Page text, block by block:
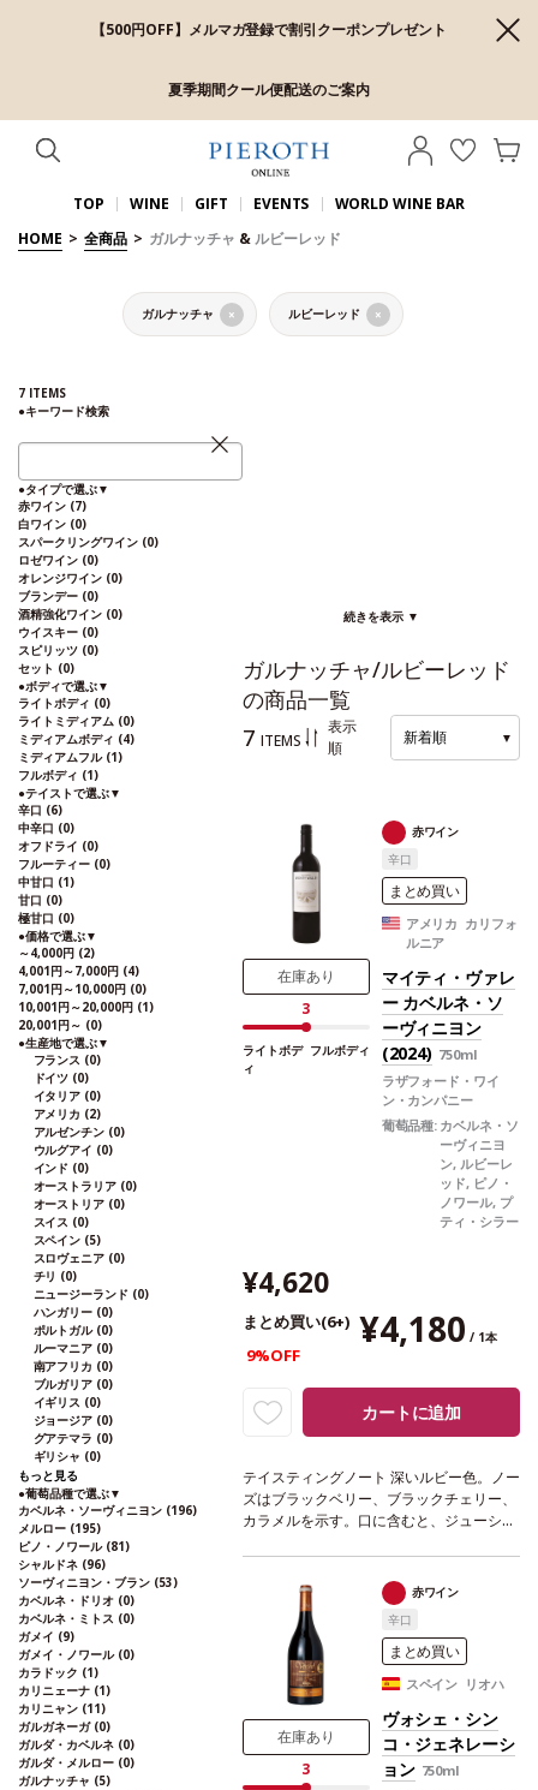
【500円OFF】メルマガ登録で割引クーポンプレゼント
夏季期間クール便配送のご案内
TOP WINE GIFT EVENTS
WORLD WINE BAR
HOME > 全商品 > ガルナッチャ &ルビーレッド
ガルナッチャ × ルビーレッド ×
7 ITEMS
●キーワード検索
●タイプで選ぶ▼
赤ワイン (7)
白ワイン (0)
スパークリングワイン (0)
ロゼワイン (0)
オレンジワイン (0)
ブランデー (0)
酒精強化ワイン (0)
ウイスキー (0)
スピリッツ (0)
セット (0)
●ボディで選ぶ▼
ライトボディ (0)
ライトミディアム (0)
ミディアムボディ (4)
ミディアムフル (1)
フルボディ (1)
●テイストで選ぶ▼
辛口 (6)
中辛口 (0)
オフドライ (0)
フルーティー (0)
中甘口 (1)
甘口 (0)
極甘口 (0)
●価格で選ぶ▼
～4,000円 (2)
4,001円～7,000円 (4)
7,001円～10,000円 (0)
10,001円～20,000円 (1)
20,001円～ (0)
●生産地で選ぶ▼
フランス (0)
ドイツ (0)
イタリア (0)
アメリカ (2)
アルゼンチン (0)
ウルグアイ (0)
インド (0)
オーストラリア (0)
オーストリア (0)
スイス (0)
スペイン (5)
スロヴェニア (0)
チリ (0)
ニュージーランド (0)
ハンガリー (0)
ポルトガル (0)
ルーマニア (0)
南アフリカ (0)
ブルガリア (0)
イギリス (0)
ジョージア (0)
グアテマラ (0)
ギリシャ (0)
もっと見る
●葡萄品種で選ぶ▼
カベルネ・ソーヴィニヨン (196)
メルロー (195)
ピノ・ノワール (81)
シャルドネ (96)
ソーヴィニヨン・ブラン (53)
カベルネ・ドリオ (0)
カベルネ・ミトス (0)
ガメイ (9)
ガメイ・ノワール (0)
カラドック (1)
カリニェーナ (1)
カリニャン (11)
ガルガネーガ (0)
ガルダ・カベルネ (0)
ガルダ・メルロー (0)
ガルナッチャ (5)
続きを表示 ▼
ガルナッチャ/ルビーレッド
の商品一覧
7 ITEMS
表示
順
新着順 ▼
在庫あり
3
ライトボデ
ィ
フルボディ
赤ワイン
辛口
まとめ買い
アメリカ カリフォ
ルニア
マイティ・ヴァレ
ー カベルネ・ソ
ーヴィニヨン
(2024) 750ml
ラザフォード・ワイ
ン・カンパニー
葡萄品種: カベルネ・ソ
ーヴィニヨ
ン, ルビーレ
ッド, ピノ・
ノワール, プ
ティ・シラー
¥4,620
まとめ買い(6+) ¥4,180 / 1本
9%OFF
カートに追加
テイスティングノート 深いルビー色。ノー
ズはブラックベリー、ブラックチェリー、
カラメルを示す。口に含むと、ジューシー
り、柔らかいタンニンや酸味を感じ、スム
ーズなフィニッシュへと導かれる。
カベルネ・ソーヴィニヨン 80%、ルビ
ー・レッド 10%、ピノ・ノワール 5%、プ
ティ・シラー 5%
*本ヴィンテージが在庫
切れの場合、在庫があり価格が同様の場合
は自動的に次のヴィンテージに変更されま
す、ご了承ください。
在庫あり
3
赤ワイン
辛口
まとめ買い
スペイン リオハ
ヴォシェ・シン
コ・ジェネレーシ
ョン 750ml